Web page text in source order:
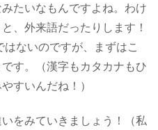
たいなもんですよね。わけ
、外来語だったりします！
ないのですが、まずはこ
す。（漢字もカタカナもひ
すいんだね！）
をみていきましょう！（私